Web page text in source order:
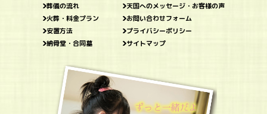
葬儀の流れ
火葬・料金プラン
安置方法
納骨堂・合同墓
天国へのメッセージ・お客様の声
お問い合わせフォーム
プライバシーポリシー
サイトマップ